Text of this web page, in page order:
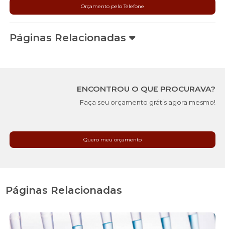
Orçamento pelo Telefone
Páginas Relacionadas
ENCONTROU O QUE PROCURAVA?
Faça seu orçamento grátis agora mesmo!
Quero meu orçamento
Páginas Relacionadas